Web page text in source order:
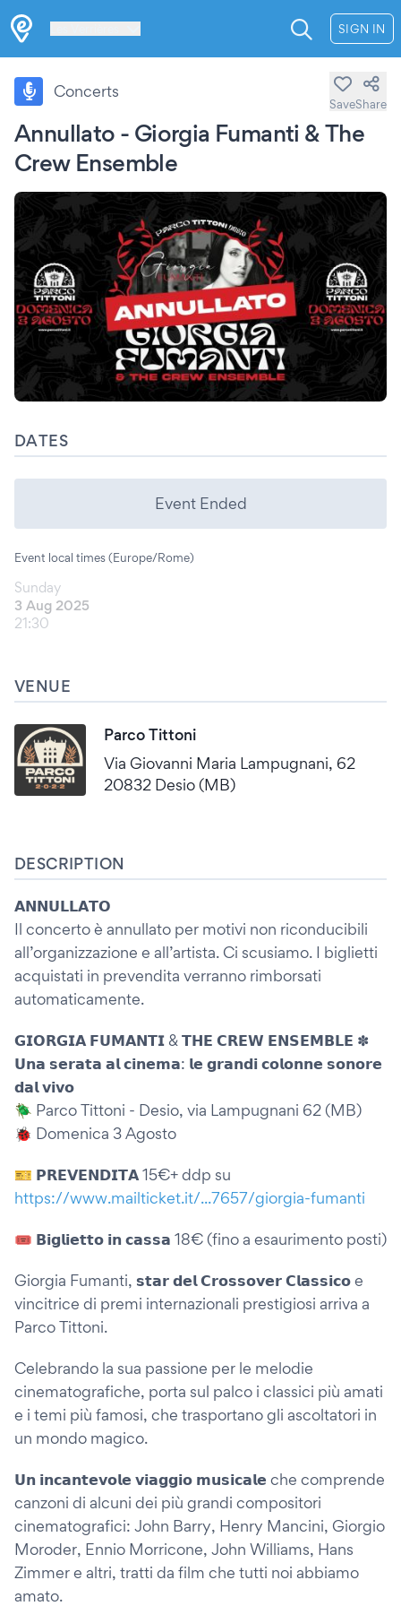
SIGN IN
Annullato - Giorgia Fumanti & The
Crew Ensemble
Concerts
SaveShare
DATES
Event Ended
Event local times (Europe/Rome)
Sunday
3 Aug 2025
21:30
VENUE
Parco Tittoni
Via Giovanni Maria Lampugnani, 62
20832 Desio (MB)
DESCRIPTION
𝗔𝗡𝗡𝗨𝗟𝗟𝗔𝗧𝗢
Il concerto è annullato per motivi non riconducibili
all’organizzazione e all’artista. Ci scusiamo. I biglietti
acquistati in prevendita verranno rimborsati
automaticamente.
𝗚𝗜𝗢𝗥𝗚𝗜𝗔 𝗙𝗨𝗠𝗔𝗡𝗧𝗜 & 𝗧𝗛𝗘 𝗖𝗥𝗘𝗪 𝗘𝗡𝗦𝗘𝗠𝗕𝗟𝗘 ✽
𝗨𝗻𝗮 𝘀𝗲𝗿𝗮𝘁𝗮 𝗮𝗹 𝗰𝗶𝗻𝗲𝗺𝗮: 𝗹𝗲 𝗴𝗿𝗮𝗻𝗱𝗶 𝗰𝗼𝗹𝗼𝗻𝗻𝗲 𝘀𝗼𝗻𝗼𝗿𝗲
𝗱𝗮𝗹 𝘃𝗶𝘃𝗼
🪲 Parco Tittoni - Desio, via Lampugnani 62 (MB)
🐞 Domenica 3 Agosto
🎫 𝗣𝗥𝗘𝗩𝗘𝗡𝗗𝗜𝗧𝗔 15€+ ddp su
https://www.mailticket.it/...7657/giorgia-fumanti
🎟️ 𝗕𝗶𝗴𝗹𝗶𝗲𝘁𝘁𝗼 𝗶𝗻 𝗰𝗮𝘀𝘀𝗮 18€ (fino a esaurimento posti)
Giorgia Fumanti, 𝘀𝘁𝗮𝗿 𝗱𝗲𝗹 𝗖𝗿𝗼𝘀𝘀𝗼𝘃𝗲𝗿 𝗖𝗹𝗮𝘀𝘀𝗶𝗰𝗼 e
vincitrice di premi internazionali prestigiosi arriva a
Parco Tittoni.
Celebrando la sua passione per le melodie
cinematografiche, porta sul palco i classici più amati
e i temi più famosi, che trasportano gli ascoltatori in
un mondo magico.
𝗨𝗻 𝗶𝗻𝗰𝗮𝗻𝘁𝗲𝘃𝗼𝗹𝗲 𝘃𝗶𝗮𝗴𝗴𝗶𝗼 𝗺𝘂𝘀𝗶𝗰𝗮𝗹𝗲 che comprende
canzoni di alcuni dei più grandi compositori
cinematografici: John Barry, Henry Mancini, Giorgio
Moroder, Ennio Morricone, John Williams, Hans
Zimmer e altri, tratti da film che tutti noi abbiamo
amato.